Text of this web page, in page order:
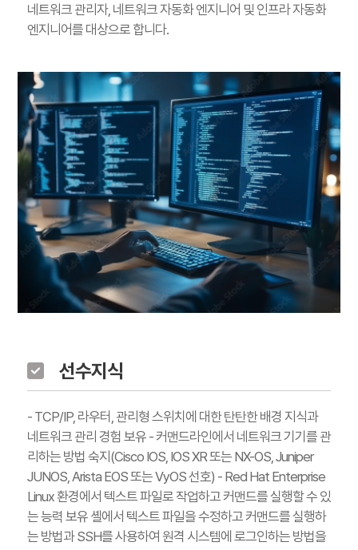
네트워크 관리자, 네트워크 자동화 엔지니어 및 인프라 자동화
엔지니어를 대상으로 합니다.
선수지식
- TCP/IP, 라우터, 관리형 스위치에 대한 탄탄한 배경 지식과
네트워크 관리 경험 보유 - 커맨드라인에서 네트워크 기기를 관
리하는 방법 숙지(Cisco IOS, IOS XR 또는 NX-OS, Juniper
JUNOS, Arista EOS 또는 VyOS 선호) - Red Hat Enterprise
Linux 환경에서 텍스트 파일로 작업하고 커맨드를 실행할 수 있
는 능력 보유 셸에서 텍스트 파일을 수정하고 커맨드를 실행하
는 방법과 SSH를 사용하여 원격 시스템에 로그인하는 방법을